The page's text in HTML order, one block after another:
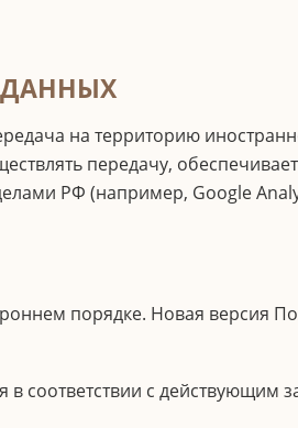
ДАННЫХ
на территорию
передачу,
РФ (например, Google
порядке. Новая версия
соответствии с действующим